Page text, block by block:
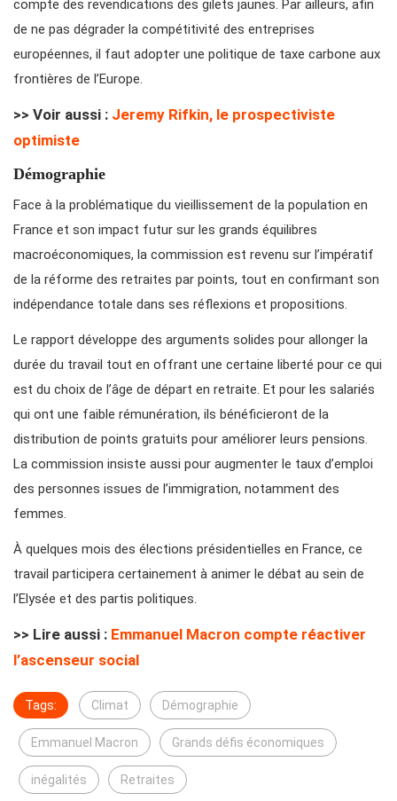
compte des revendications des gilets jaunes. Par ailleurs, afin
de ne pas dégrader la compétitivité des entreprises
européennes, il faut adopter une politique de taxe carbone aux
frontières de l’Europe.
>> Voir aussi : Jeremy Rifkin, le prospectiviste
optimiste
Démographie
Face à la problématique du vieillissement de la population en
France et son impact futur sur les grands équilibres
macroéconomiques, la commission est revenu sur l’impératif
de la réforme des retraites par points, tout en confirmant son
indépendance totale dans ses réflexions et propositions.
Le rapport développe des arguments solides pour allonger la
durée du travail tout en offrant une certaine liberté pour ce qui
est du choix de l’âge de départ en retraite. Et pour les salariés
qui ont une faible rémunération, ils bénéficieront de la
distribution de points gratuits pour améliorer leurs pensions.
La commission insiste aussi pour augmenter le taux d’emploi
des personnes issues de l’immigration, notamment des
femmes.
À quelques mois des élections présidentielles en France, ce
travail participera certainement à animer le débat au sein de
l’Elysée et des partis politiques.
>> Lire aussi : Emmanuel Macron compte réactiver
l’ascenseur social
Tags: Climat Démographie
Emmanuel Macron Grands défis économiques
inégalités Retraites